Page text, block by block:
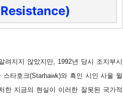
려지지 않았지만, 1992년 당시 조지부시
타호크(Starhawk)와 흑인 시인 사울 윌
한 지금의 현실이 이러한 잘못된 국가적